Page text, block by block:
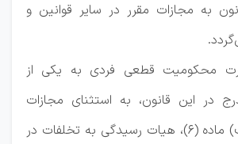
قانون به مجازات مقرر در سایر قوانین و
صورت محکومیت قطعی فردی به یکی از
در این قانون، به استثنای مجازات
مندرج در بند (الف) ماده (۶)، هیات رسیدگی به تخلفات در